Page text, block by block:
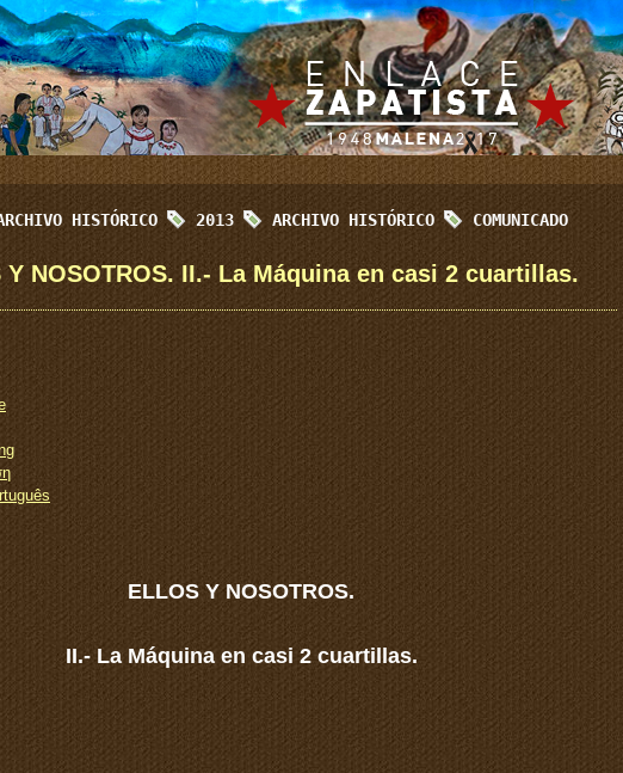
HISTÓRICO 2013 ARCHIVO HISTÓRICO COMUNICADO
Y NOSOTROS. II.- La Máquina en casi 2 cuartillas.
ELLOS Y NOSOTROS.
II.- La Máquina en casi 2 cuartillas.